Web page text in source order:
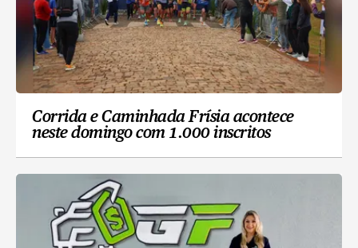
Corrida e Caminhada Frísia acontece
neste domingo com 1.000 inscritos